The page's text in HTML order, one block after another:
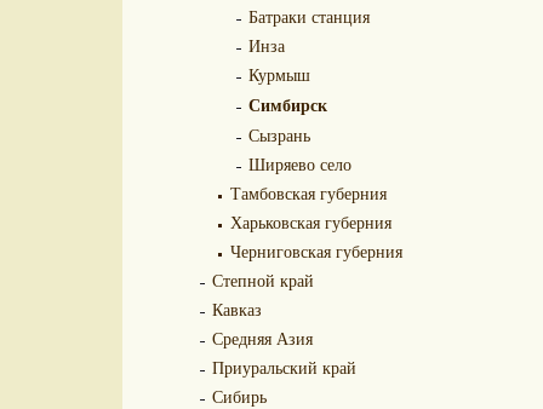
Батраки станция
Инза
Курмыш
Симбирск
Сызрань
Ширяево село
Тамбовская губерния
Харьковская губерния
Черниговская губерния
Степной край
Кавказ
Средняя Азия
Приуральский край
Сибирь